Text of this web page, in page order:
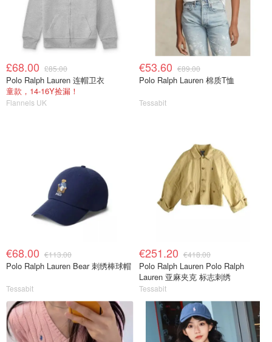
£68.00 £85.00
Polo Ralph Lauren 连帽卫衣
童款，14-16Y捡漏！
Flannels UK
€53.60 €89.00
Polo Ralph Lauren 棉质T恤
Tessabit
€68.00 €113.00
Polo Ralph Lauren Bear 刺绣棒球帽
Tessabit
€251.20 €418.00
Polo Ralph Lauren Polo Ralph
Lauren 亚麻夹克 标志刺绣
Tessabit